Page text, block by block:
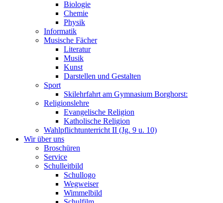
Biologie
Chemie
Physik
Informatik
Musische Fächer
Literatur
Musik
Kunst
Darstellen und Gestalten
Sport
Skilehrfahrt am Gymnasium Borghorst:
Religionslehre
Evangelische Religion
Katholische Religion
Wahlpflichtunterricht II (Jg. 9 u. 10)
Wir über uns
Broschüren
Service
Schulleitbild
Schullogo
Wegweiser
Wimmelbild